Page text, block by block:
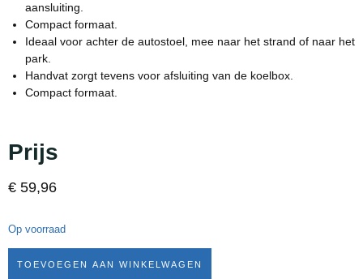
aansluiting.
Compact formaat.
Ideaal voor achter de autostoel, mee naar het strand of naar het
park.
Handvat zorgt tevens voor afsluiting van de koelbox.
Compact formaat.
Prijs
€ 59,96
Op voorraad
TOEVOEGEN AAN WINKELWAGEN